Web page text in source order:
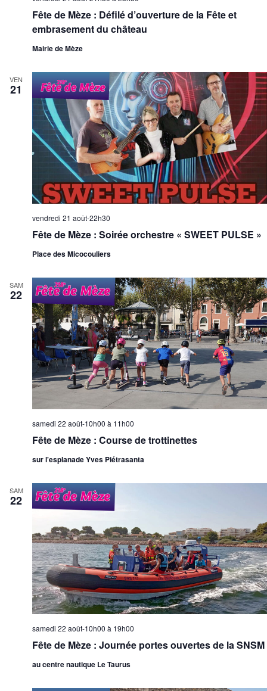
Fête de Mèze : Défilé d’ouverture de la Fête et
embrasement du château
Mairie de Mèze
VEN
21
Fête de Mèze : Soirée orchestre « SWEET PULSE »
vendredi 21 août-22h30
Place des Micocouliers
SAM
22
Fête de Mèze : Course de trottinettes
samedi 22 août-10h00 à 11h00
sur l'esplanade Yves Piétrasanta
SAM
22
Fête de Mèze : Journée portes ouvertes de la SNSM
samedi 22 août-10h00 à 19h00
au centre nautique Le Taurus